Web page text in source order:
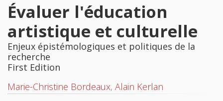
Évaluer l'éducation
artistique et culturelle
Enjeux épistémologiques et politiques de la
recherche
First Edition
Marie-Christine Bordeaux, Alain Kerlan